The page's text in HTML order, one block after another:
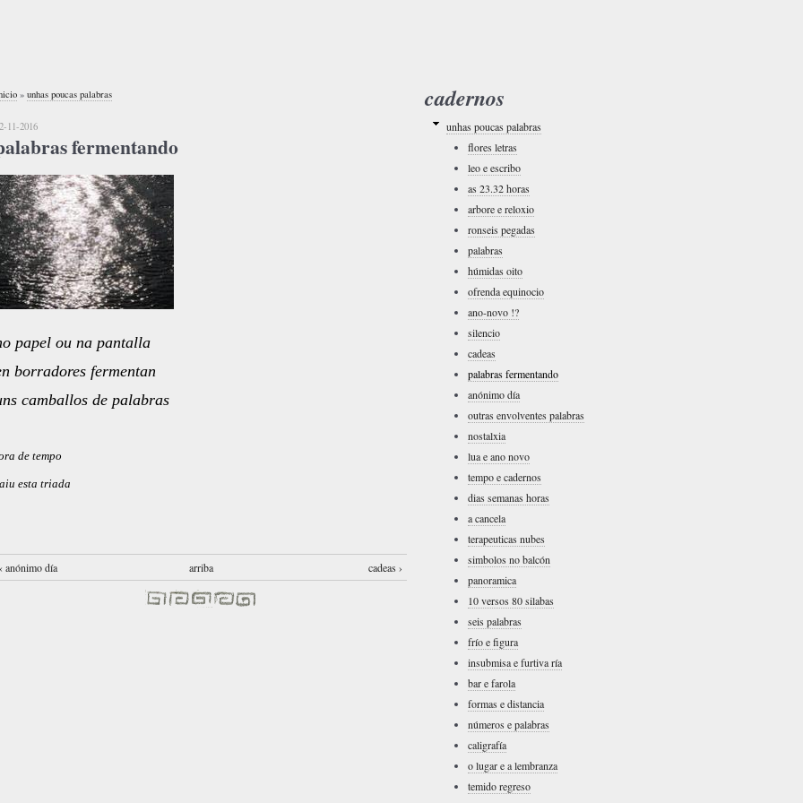
» unhas poucas palabras
11-2016
fermentando
papel ou na pantalla
borradores fermentan
camballos de palabras
de tempo
esta triada
‹ anónimo día arriba cadeas ›
cadernos
unhas poucas palabras
flores letras
leo e escribo
as 23.32 horas
arbore e reloxio
ronseis pegadas
palabras
húmidas oito
ofrenda equinocio
ano-novo !?
silencio
cadeas
palabras fermentando
anónimo día
outras envolventes palabras
nostalxia
lua e ano novo
tempo e cadernos
dias semanas horas
a cancela
terapeuticas nubes
simbolos no balcón
panoramica
10 versos 80 silabas
seis palabras
frío e figura
insubmisa e furtiva ría
bar e farola
formas e distancia
números e palabras
caligrafía
o lugar e a lembranza
temido regreso